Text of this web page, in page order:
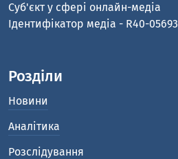
Cуб'єкт у сфері онлайн-медіа
Ідентифікатор медіа - R40-05693
Розділи
Новини
Аналітика
Розслідування